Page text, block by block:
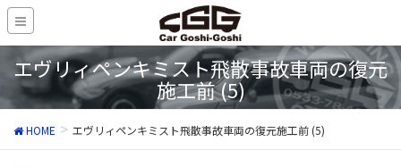
エヴリィペンキミスト飛散事故車両の復元
施工前 (5)
HOME エヴリィペンキミスト飛散事故車両の復元施工前 (5)